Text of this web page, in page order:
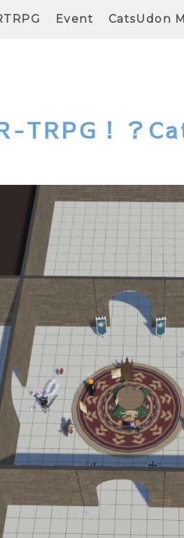
Event CatsUdon
TRPG！？